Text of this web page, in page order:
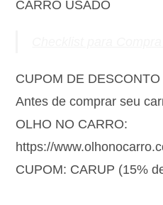
CARRO USADO
CUPOM DE DESCONTO
Antes de comprar seu
OLHO NO CARRO:
https://
CUPOM: CARUP (15%